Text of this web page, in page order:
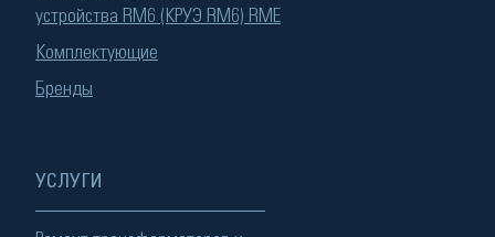
устройства RM6 (КРУЭ RM6) RME
Комплектующие
Бренды
УСЛУГИ